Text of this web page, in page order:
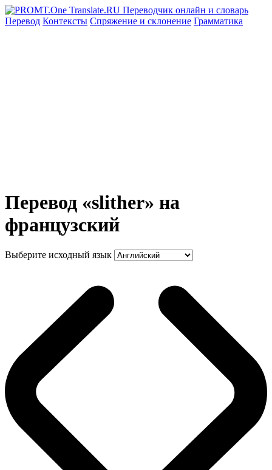
Перевод Контексты Спряжение и склонение Грамматика
Перевод «slither» на
французский
Выберите исходный язык